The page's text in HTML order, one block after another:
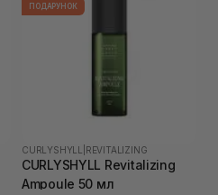
ПОДАРУНОК
CURLYSHYLL REVITALIZING
CURLYSHYLL Revitalizing
Ampoule 50 мл